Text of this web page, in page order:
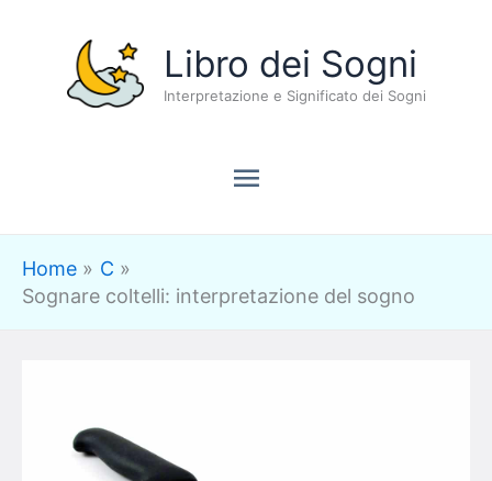
contenuto
Libro dei Sogni
Interpretazione e Significato dei Sogni
Menu
principale
Home
C
Sognare coltelli: interpretazione del sogno